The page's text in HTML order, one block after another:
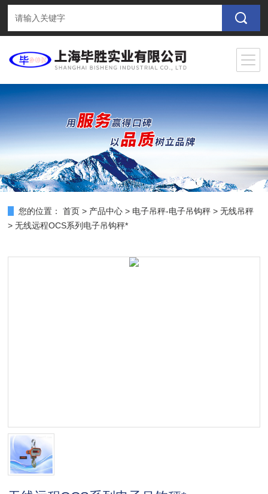
您的位置： 首页 > 产品中心 > 电子吊秤-电子吊钩秤 >无线吊秤
> 无线远程OCS系列电子吊钩秤*